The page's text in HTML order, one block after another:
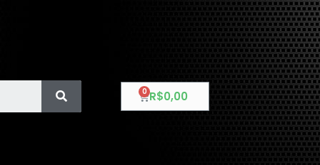
R$0,00